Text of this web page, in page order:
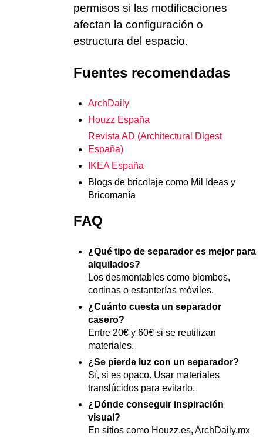
permisos si las modificaciones
afectan la configuración o
estructura del espacio.
Fuentes recomendadas
ArchDaily
Houzz España
Revista AD (Architectural Digest
España)
IKEA España
Blogs de bricolaje como Mil Ideas y
Bricomanía
FAQ
¿Qué tipo de separador es mejor para
alquilados?
Los desmontables como biombos,
cortinas o estanterías móviles.
¿Cuánto cuesta un separador
casero?
Entre 20€ y 60€ si se reutilizan
materiales.
¿Se pierde luz con un separador?
Sí, si es opaco. Usar materiales
translúcidos para evitarlo.
¿Dónde conseguir inspiración
visual?
En sitios como Houzz.es, ArchDaily.mx